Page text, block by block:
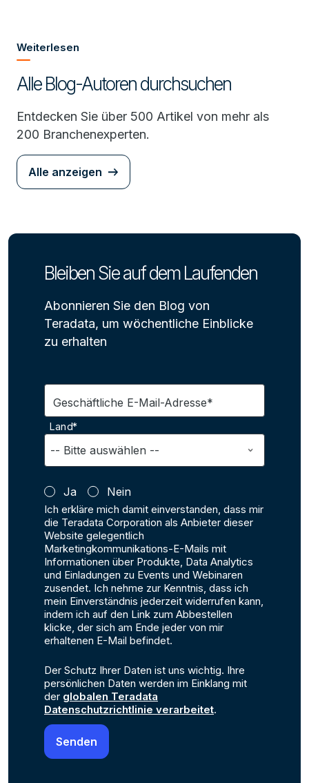
Weiterlesen
Alle Blog-Autoren durchsuchen
Entdecken Sie über 500 Artikel von mehr als
200 Branchenexperten.
Alle anzeigen
Bleiben Sie auf dem Laufenden
Abonnieren Sie den Blog von
Teradata, um wöchentliche Einblicke
zu erhalten
Geschäftliche E-Mail-Adresse*
Land*
Ja Nein
Ich erkläre mich damit einverstanden, dass mir
die Teradata Corporation als Anbieter dieser
Website gelegentlich
Marketingkommunikations-E-Mails mit
Informationen über Produkte, Data Analytics
und Einladungen zu Events und Webinaren
zusendet. Ich nehme zur Kenntnis, dass ich
mein Einverständnis jederzeit widerrufen kann,
indem ich auf den Link zum Abbestellen
klicke, der sich am Ende jeder von mir
erhaltenen E-Mail befindet.
Der Schutz Ihrer Daten ist uns wichtig. Ihre
persönlichen Daten werden im Einklang mit
der globalen Teradata
Datenschutzrichtlinie verarbeitet.